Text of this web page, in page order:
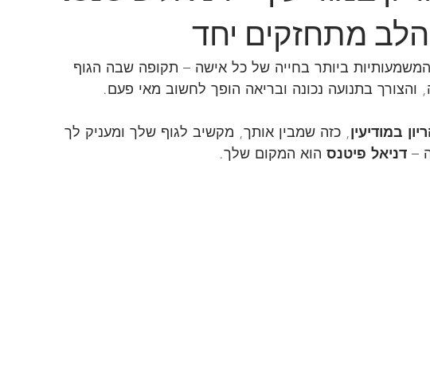
מתחזקים יחד
ביותר בחייה של כל אישה – תקופה שבה הגוף
והצורך בתנועה נכונה ובריאה הופך לחשוב מאי פעם.
במודיעין, כזה שמבין אותך, מקשיב לגוף שלך ומעניק לך
– דניאל פיטנס הוא המקום שלך.